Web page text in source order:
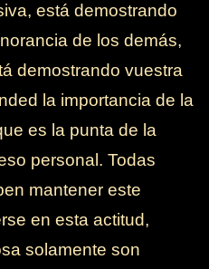
está demostrando
de los demás,
demostrando vuestra
la importancia de la
es la punta de la
personal. Todas
mantener este
en esta actitud,
solamente son